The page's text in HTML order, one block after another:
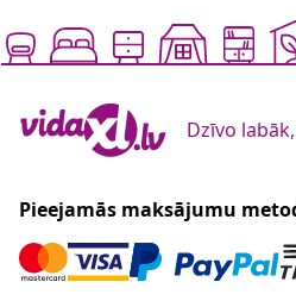
Dzīvo
Pieejamās maksājumu